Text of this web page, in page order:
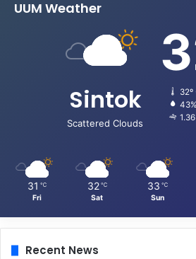
UUM Weather
Sintok
Scattered Clouds
32º
43%
31 ℃
Fri
32 ℃
Sat
33 ℃
Sun
Recent News